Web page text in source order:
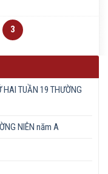
3
TUẦN 19 THƯỜNG
NIÊN năm A